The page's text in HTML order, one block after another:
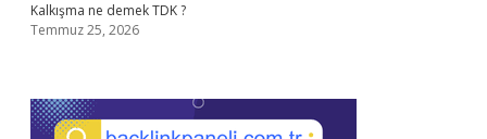
Kalkışma ne demek TDK ?
Temmuz 25, 2026